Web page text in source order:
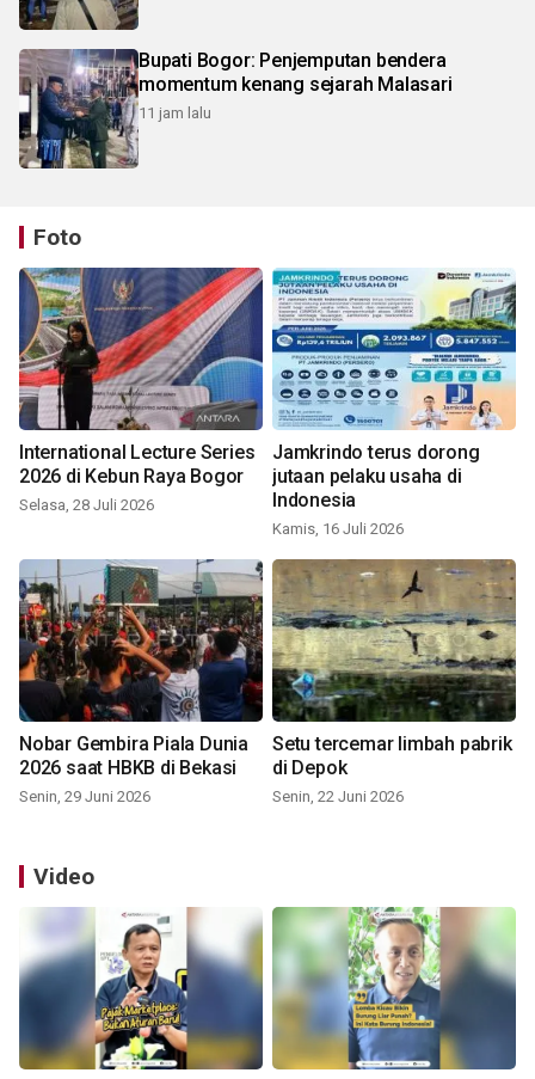
Bupati Bogor: Penjemputan bendera
momentum kenang sejarah Malasari
11 jam lalu
Foto
International Lecture Series
2026 di Kebun Raya Bogor
Selasa, 28 Juli 2026
Jamkrindo terus dorong
jutaan pelaku usaha di
Indonesia
Kamis, 16 Juli 2026
Nobar Gembira Piala Dunia
2026 saat HBKB di Bekasi
Senin, 29 Juni 2026
Setu tercemar limbah pabrik
di Depok
Senin, 22 Juni 2026
Video